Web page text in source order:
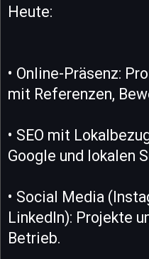
Heute:
• Online-Präsenz:
mit Referenzen,
• SEO mit
Google und lokalen
• Social Media
LinkedIn): Projekte
Betrieb.